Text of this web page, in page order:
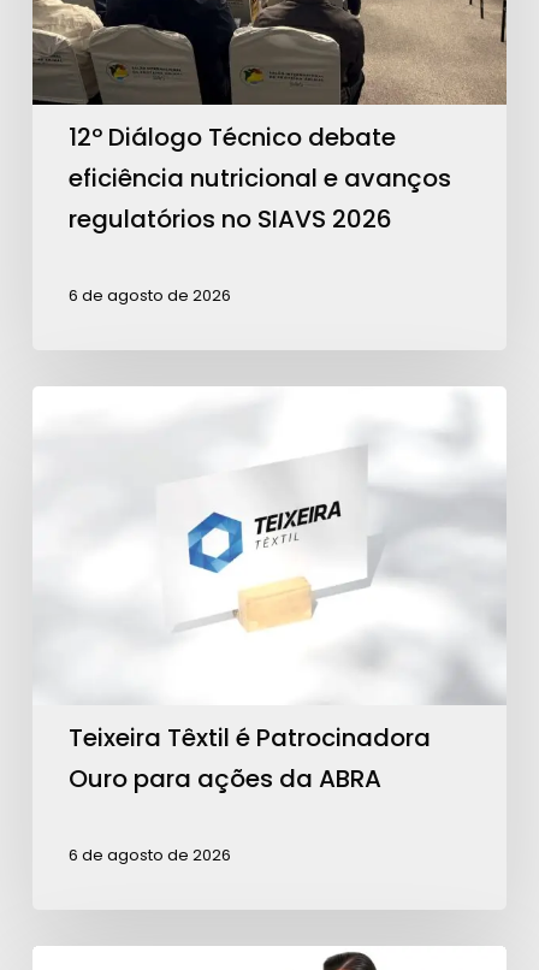
e
avanços
regulatórios
12º Diálogo Técnico debate
eficiência nutricional e avanços
regulatórios no SIAVS 2026
6 de agosto de 2026
Teixeira Têxtil é Patrocinadora
Ouro para ações da ABRA
6 de agosto de 2026